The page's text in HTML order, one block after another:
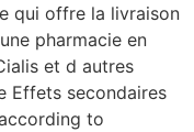
qui offre la livraison
pharmacie en
et d autres
Effets secondaires
to